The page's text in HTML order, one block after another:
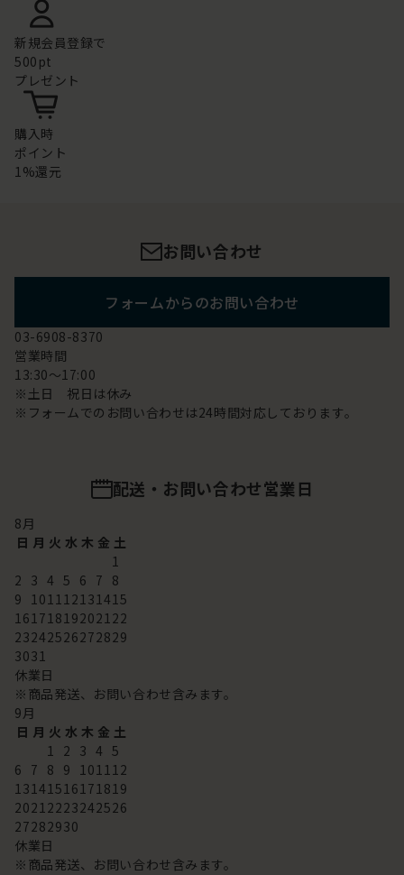
新規会員登録で
500pt
プレゼント
購入時
ポイント
1%還元
お問い合わせ
フォームからのお問い合わせ
03-6908-8370
営業時間
13:30～17:00
※土日 祝日は休み
※フォームでのお問い合わせは24時間対応しております。
配送・お問い合わせ営業日
8月
日 月 火 水 木 金 土
1
2 3 4 5 6 7 8
9 101112131415
16171819202122
23242526272829
3031
休業日
※商品発送、お問い合わせ含みます。
9月
日 月 火 水 木 金 土
1 2 3 4 5
6 7 8 9 101112
13141516171819
20212223242526
27282930
休業日
※商品発送、お問い合わせ含みます。